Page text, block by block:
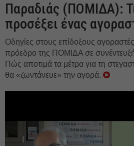
Παραδιάς (ΠΟΜΙΔΑ):
προσέξει ένας
Οδηγίες στους επίδοξους
πρόεδρο της ΠΟΜΙΔΑ σε
Πώς αποτιμά τα μέτρα για τη
θα «ζωντάνευε» την αγορά.